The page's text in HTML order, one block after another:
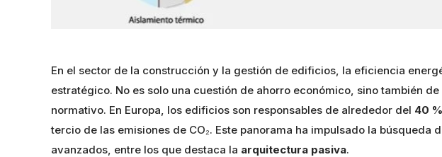
En el sector de la construcción y la gestión de edificios, la eficiencia
estratégico. No es solo una cuestión de ahorro económico, sino también
normativo. En Europa, los edificios son responsables de alrededor del 40
tercio de las emisiones de CO₂. Este panorama ha impulsado la búsqueda
avanzados, entre los que destaca la arquitectura pasiva.